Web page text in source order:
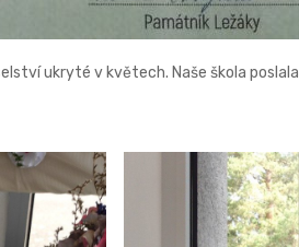
ukryté v květech. Naše škola